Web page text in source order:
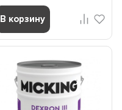
В корзину